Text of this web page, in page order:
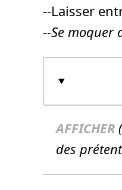
--Laisser
--Se moquer
AFFICHER
des